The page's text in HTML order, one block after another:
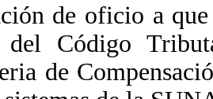
de oficio a
Código
de